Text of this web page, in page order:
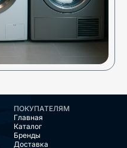
ПОКУПАТЕЛЯМ
Главная
Каталог
Бренды
Доставка